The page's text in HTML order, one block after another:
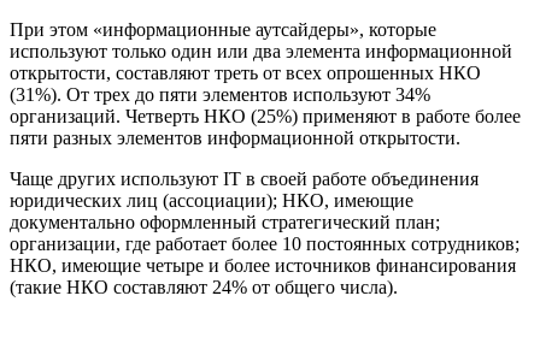
При этом «информационные аутсайдеры», которые
используют только один или два элемента информационной
открытости, составляют треть от всех опрошенных НКО
(31%). От трех до пяти элементов используют 34%
организаций. Четверть НКО (25%) применяют в работе более
пяти разных элементов информационной открытости.
Чаще других используют IT в своей работе объединения
юридических лиц (ассоциации); НКО, имеющие
документально оформленный стратегический план;
организации, где работает более 10 постоянных сотрудников;
НКО, имеющие четыре и более источников финансирования
(такие НКО составляют 24% от общего числа).